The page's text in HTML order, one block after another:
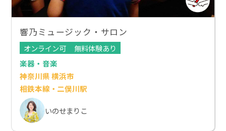
響乃ミュージック・サロン
オンライン可
無料体験あり
楽器・音楽
神奈川県 横浜市
相鉄本線・二俣川駅
いのせまりこ